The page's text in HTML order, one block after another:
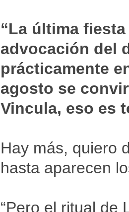
“La última
advocación del
prácticamente
agosto se
Vincula, eso es
Hay más, quiero
hasta aparecen
“Pero el ritual de